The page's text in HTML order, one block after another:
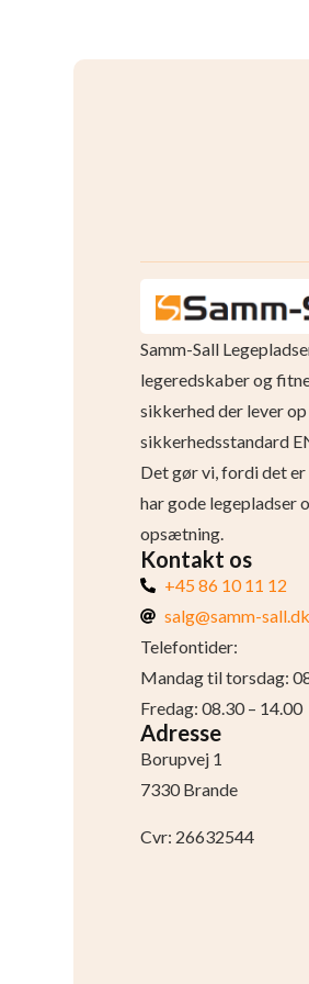
Samm-Sall
legeredskaber og
sikkerhed der lever
sikkerhedsstandard
Det gør vi, fordi det
har gode legepladser
opsætning.
Kontakt os
+45 86 10 11 12
salg@samm-sall.dk
Telefontider:
Mandag til torsdag:
Fredag: 08.30 – 14.00
Adresse
Borupvej 1
7330 Brande
Cvr: 26632544